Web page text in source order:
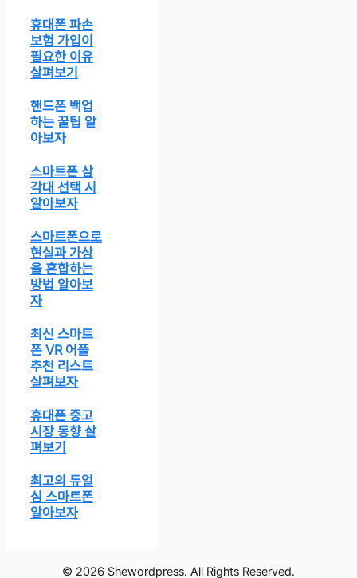
휴대폰 파손
보험 가입이
필요한 이유
살펴보기
핸드폰 백업
하는 꿀팁 알
아보자
스마트폰 삼
각대 선택 시
알아보자
스마트폰으로
현실과 가상
을 혼합하는
방법 알아보
자
최신 스마트
폰 VR 어플
추천 리스트
살펴보자
휴대폰 중고
시장 동향 살
펴보기
최고의 듀얼
심 스마트폰
알아보자
© 2026 Shewordpress. All Rights Reserved.